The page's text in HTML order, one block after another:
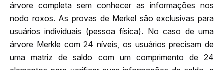
árvore completa sem conhecer as informações nos
nodo roxos. As provas de Merkel são exclusivas para
usuários individuais (pessoa física). No caso de uma
árvore Merkle com 24 níveis, os usuários precisam de
uma matriz de saldo com um comprimento de 24